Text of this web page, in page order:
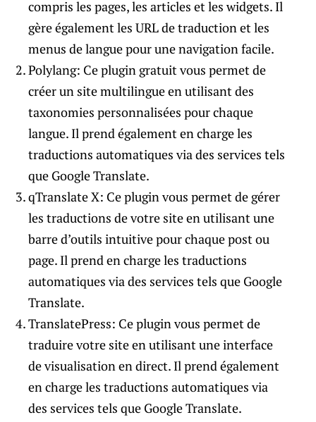
compris les pages, les articles et les widgets. Il
gère également les URL de traduction et les
menus de langue pour une navigation facile.
Polylang: Ce plugin gratuit vous permet de
créer un site multilingue en utilisant des
taxonomies personnalisées pour chaque
langue. Il prend également en charge les
traductions automatiques via des services tels
que Google Translate.
qTranslate X: Ce plugin vous permet de gérer
les traductions de votre site en utilisant une
barre d’outils intuitive pour chaque post ou
page. Il prend en charge les traductions
automatiques via des services tels que Google
Translate.
TranslatePress: Ce plugin vous permet de
traduire votre site en utilisant une interface
de visualisation en direct. Il prend également
en charge les traductions automatiques via
des services tels que Google Translate.